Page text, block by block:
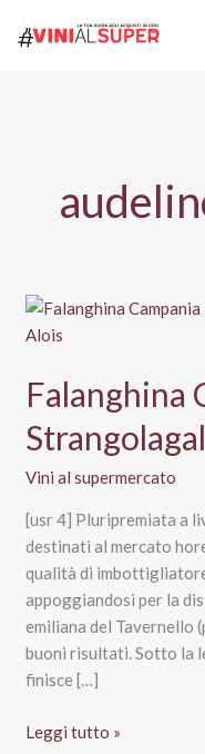
Falanghina
Vini al supermercato
[usr 4] Pluripremiata a
destinati al mercato
qualità di
appoggiandosi per la
emiliana del Tavernello
buoni risultati. Sotto la
finisce […]
Falanghina
Leggi tutto »